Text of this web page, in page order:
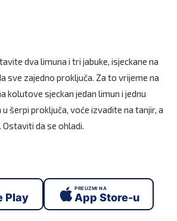
dva limuna i tri jabuke, isjeckane na
sve zajedno proključa. Za to vrijeme na
kolutove sjeckan jedan limun i jednu
u šerpi proključa, voće izvadite na tanjir, a
da se ohladi.
Play
PREUZMI NA
App Store-u